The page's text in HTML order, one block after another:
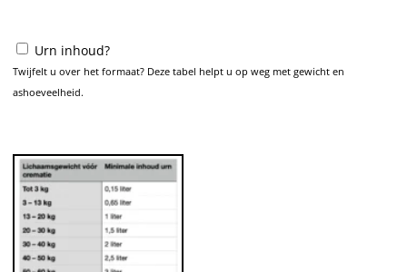
Urn inhoud?
Twijfelt u over het formaat? Deze tabel helpt u op weg met gewicht en
ashoeveelheid.